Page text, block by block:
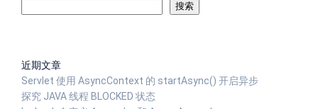
搜索
近期文章
Servlet 使用 AsyncContext 的 startAsync() 开启异步
探究 JAVA 线程 BLOCKED 状态